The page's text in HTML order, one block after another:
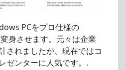
PCをプロ仕様の
身させます。元々は企業
されましたが、現在ではコ
ゼンターに人気です。.